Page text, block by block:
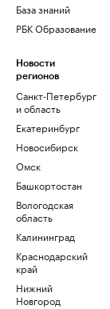
База знаний
РБК Образование
Новости
регионов
Санкт-Петербург
и область
Екатеринбург
Новосибирск
Омск
Башкортостан
Вологодская
область
Калининград
Краснодарский
край
Нижний
Новгород